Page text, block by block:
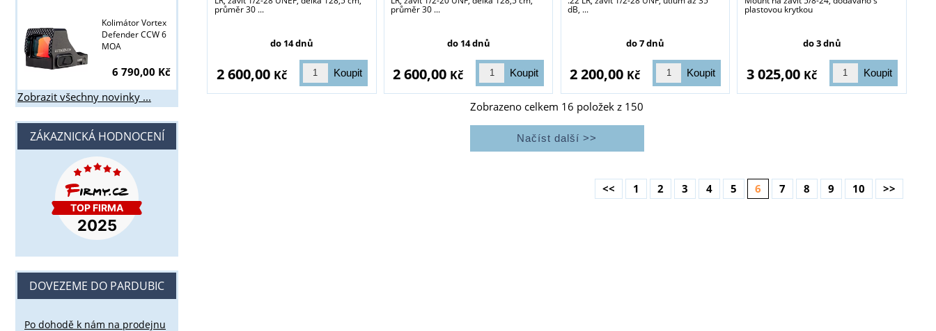
průměr 30 ...
do 14 dnů
2 600,00 Kč
průměr 30 ...
do 14 dnů
2 600,00 Kč
dB, ...
do 7 dnů
2 200,00 Kč
plastovou krytkou
do 3 dnů
3 025,00 Kč
Zobrazeno celkem 16 položek z 150
<< 1 2 3 4 5 6 7 8 9 10 >>
Kolimátor Vortex
Defender CCW 6
MOA
6 790,00 Kč
Zobrazit všechny novinky ...
ZÁKAZNICKÁ HODNOCENÍ
DOVEZEME DO PARDUBIC
Po dohodě k nám na prodejnu